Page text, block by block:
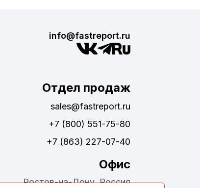
info@fastreport.ru
Отдел продаж
sales@fastreport.ru
+7 (800) 551-75-80
+7 (863) 227-07-40
Офис
Ростов-на-Дону, Россия